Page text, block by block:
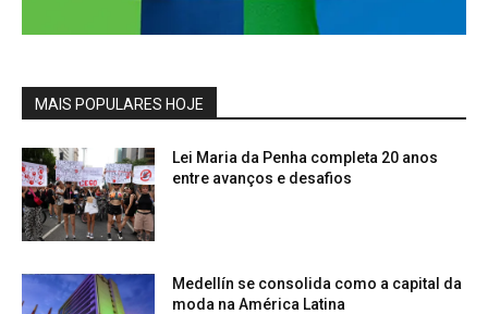
MAIS POPULARES HOJE
Lei Maria da Penha completa 20 anos
entre avanços e desafios
Medellín se consolida como a capital da
moda na América Latina